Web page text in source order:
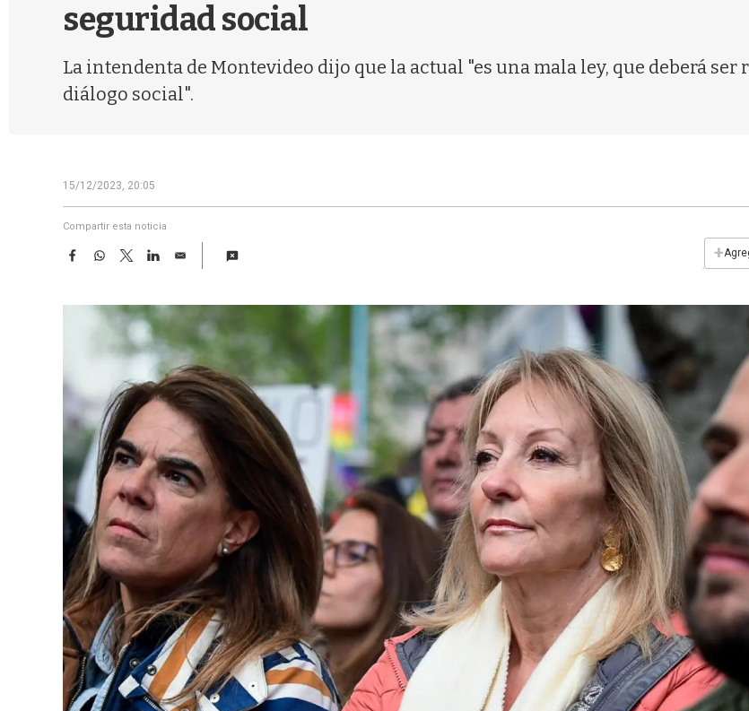
seguridad social
La intendenta de Montevideo dijo que la actual "es una mala ley, que deberá
diálogo social".
15/12/2023, 20:05
Compartir esta noticia
F
e
W
t
s
p
T
w
t
t
e
r
L
k
e
d
I
n
E
i
+